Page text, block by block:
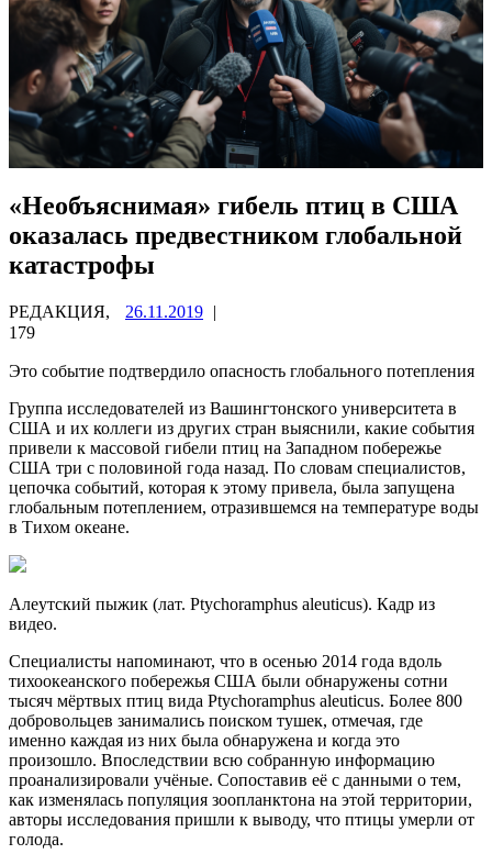
«Необъяснимая» гибель птиц в США
оказалась предвестником глобальной
катастрофы
РЕДАКЦИЯ, 26.11.2019 |
179
Это событие подтвердило опасность глобального потепления
Группа исследователей из Вашингтонского университета в
США и их коллеги из других стран выяснили, какие события
привели к массовой гибели птиц на Западном побережье
США три с половиной года назад. По словам специалистов,
цепочка событий, которая к этому привела, была запущена
глобальным потеплением, отразившемся на температуре воды
в Тихом океане.
Алеутский пыжик (лат. Ptychoramphus aleuticus). Кадр из
видео.
Специалисты напоминают, что в осенью 2014 года вдоль
тихоокеанского побережья США были обнаружены сотни
тысяч мёртвых птиц вида Ptychoramphus aleuticus. Более 800
добровольцев занимались поиском тушек, отмечая, где
именно каждая из них была обнаружена и когда это
произошло. Впоследствии всю собранную информацию
проанализировали учёные. Сопоставив её с данными о тем,
как изменялась популяция зоопланктона на этой территории,
авторы исследования пришли к выводу, что птицы умерли от
голода.